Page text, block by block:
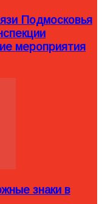
Подмосковья
мероприятия
знаки в